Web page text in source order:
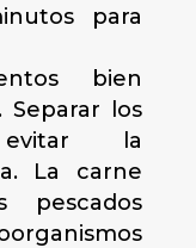
para
bien
Separar los
la
La carne